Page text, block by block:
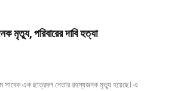
মৃত্যু, পরিবারের দাবি হত্যা
সাবেক এক ছাত্রদল নেতার রহস্যজনক মৃত্যু হয়েছে। এ